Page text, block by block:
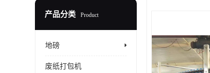
产品分类 Product
地磅
废纸打包机